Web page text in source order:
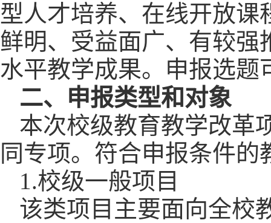
型人才培养、在线开放
鲜明、受益面广、有较强
水平教学成果。申报选题
二、申报类型和对象
本次校级教育教学改革
同专项。符合申报条件
1.校级一般项目
该类项目主要面向全校